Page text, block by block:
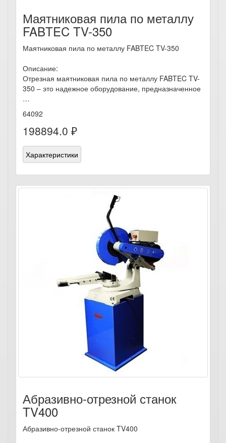
Маятниковая пила по металлу
FABTEC TV-350
Маятниковая пила по металлу FABTEC TV-350
Описание:
Отрезная маятниковая пила по металлу FABTEC TV-
350 – это надежное оборудование, предназначенное
…
64092
198894.0 ₽
Характеристики
Абразивно-отрезной станок
TV400
Абразивно-отрезной станок TV400